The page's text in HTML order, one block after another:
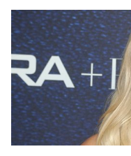
da je lahko porod celo